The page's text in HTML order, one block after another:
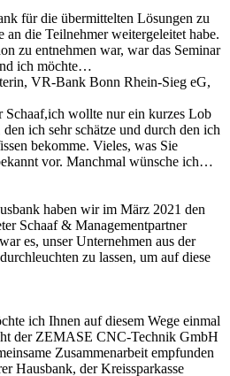
für die übermittelten Lösungen zu
an die Teilnehmer weitergeleitet habe.
zu entnehmen war, war das Seminar
ich möchte…
VR-Bank Bonn Rhein-Sieg eG,
Schaaf,ich wollte nur ein kurzes Lob
ich sehr schätze und durch den ich
bekomme. Vieles, was Sie
vor. Manchmal wünsche ich…
haben wir im März 2021 den
Schaaf & Managementpartner
es, unser Unternehmen aus der
zu lassen, um auf diese
ich Ihnen auf diesem Wege einmal
der ZEMASE CNC-Technik GmbH
Zusammenarbeit empfunden
Hausbank, der Kreissparkasse